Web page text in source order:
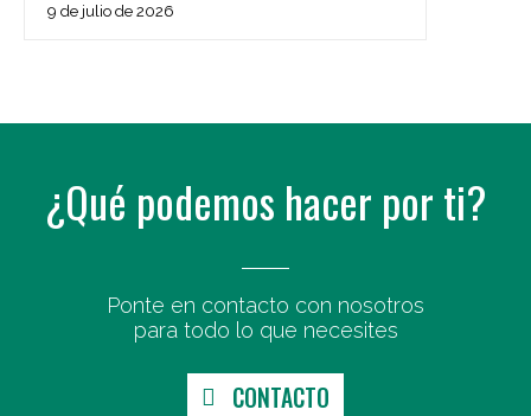
9 de julio de 2026
¿Qué podemos hacer por ti?
Ponte en contacto con nosotros
para todo lo que necesites
CONTACTO